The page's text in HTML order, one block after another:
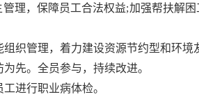
理，保障员工合法权益;加强帮扶解
织管理，着力建设资源节约型和环境
先。全员参与，持续改进。
进行职业病体检。